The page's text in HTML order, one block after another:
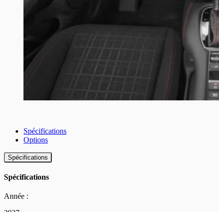
Spécifications
Options
Spécifications
Spécifications
Année :